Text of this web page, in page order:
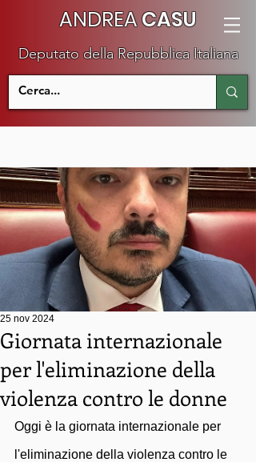
ANDREACASU
Deputato della Repubblica Italiana
Giornata internazionale
per l'eliminazione della
violenza contro le donne
25 nov 2024
Oggi è la giornata internazionale per
l'eliminazione della violenza contro le